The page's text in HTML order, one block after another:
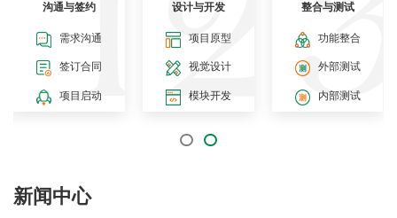
沟通与签约
需求沟通
签订合同
项目启动
设计与开发
项目原型
视觉设计
模块开发
整合与测试
功能整合
外部测试
内部测试
新闻中心